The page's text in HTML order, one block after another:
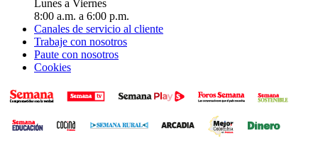
Lunes a Viernes
8:00 a.m. a 6:00 p.m.
Canales de servicio al cliente
Trabaje con nosotros
Paute con nosotros
Cookies